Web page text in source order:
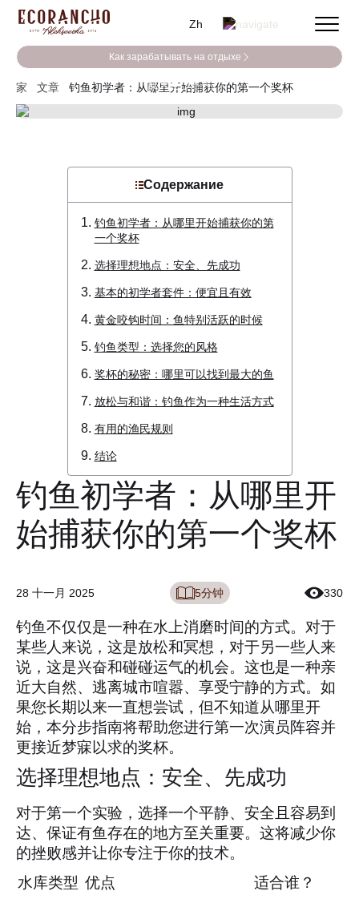
Zh
Как зарабатывать на отдыхе
家 文章 钓鱼初学者：从哪里开始捕获你的第一个奖杯
夏天 冬天
钓鱼初学者：从哪里开
始捕获你的第一个奖杯
28 十一月 2025 5分钟 330
钓鱼不仅仅是一种在水上消磨时间的方式。对于
某些人来说，这是放松和冥想，对于另一些人来
说，这是兴奋和碰碰运气的机会。这也是一种亲
近大自然、逃离城市喧嚣、享受宁静的方式。如
果您长期以来一直想尝试，但不知道从哪里开
始，本分步指南将帮助您进行第一次演员阵容并
更接近梦寐以求的奖杯。
选择理想地点：安全、先成功
对于第一个实验，选择一个平静、安全且容易到
达、保证有鱼存在的地方至关重要。这将减少你
的挫败感并让你专注于你的技术。
水库类型 优点 适合谁？
Содержание
钓鱼初学者：从哪里开始捕获你的第
一个奖杯
选择理想地点：安全、先成功
基本的初学者套件：便宜且有效
黄金咬钩时间：鱼特别活跃的时候
钓鱼类型：选择您的风格
奖杯的秘密：哪里可以找到最大的鱼
放松与和谐：钓鱼作为一种生活方式
有用的渔民规则
结论